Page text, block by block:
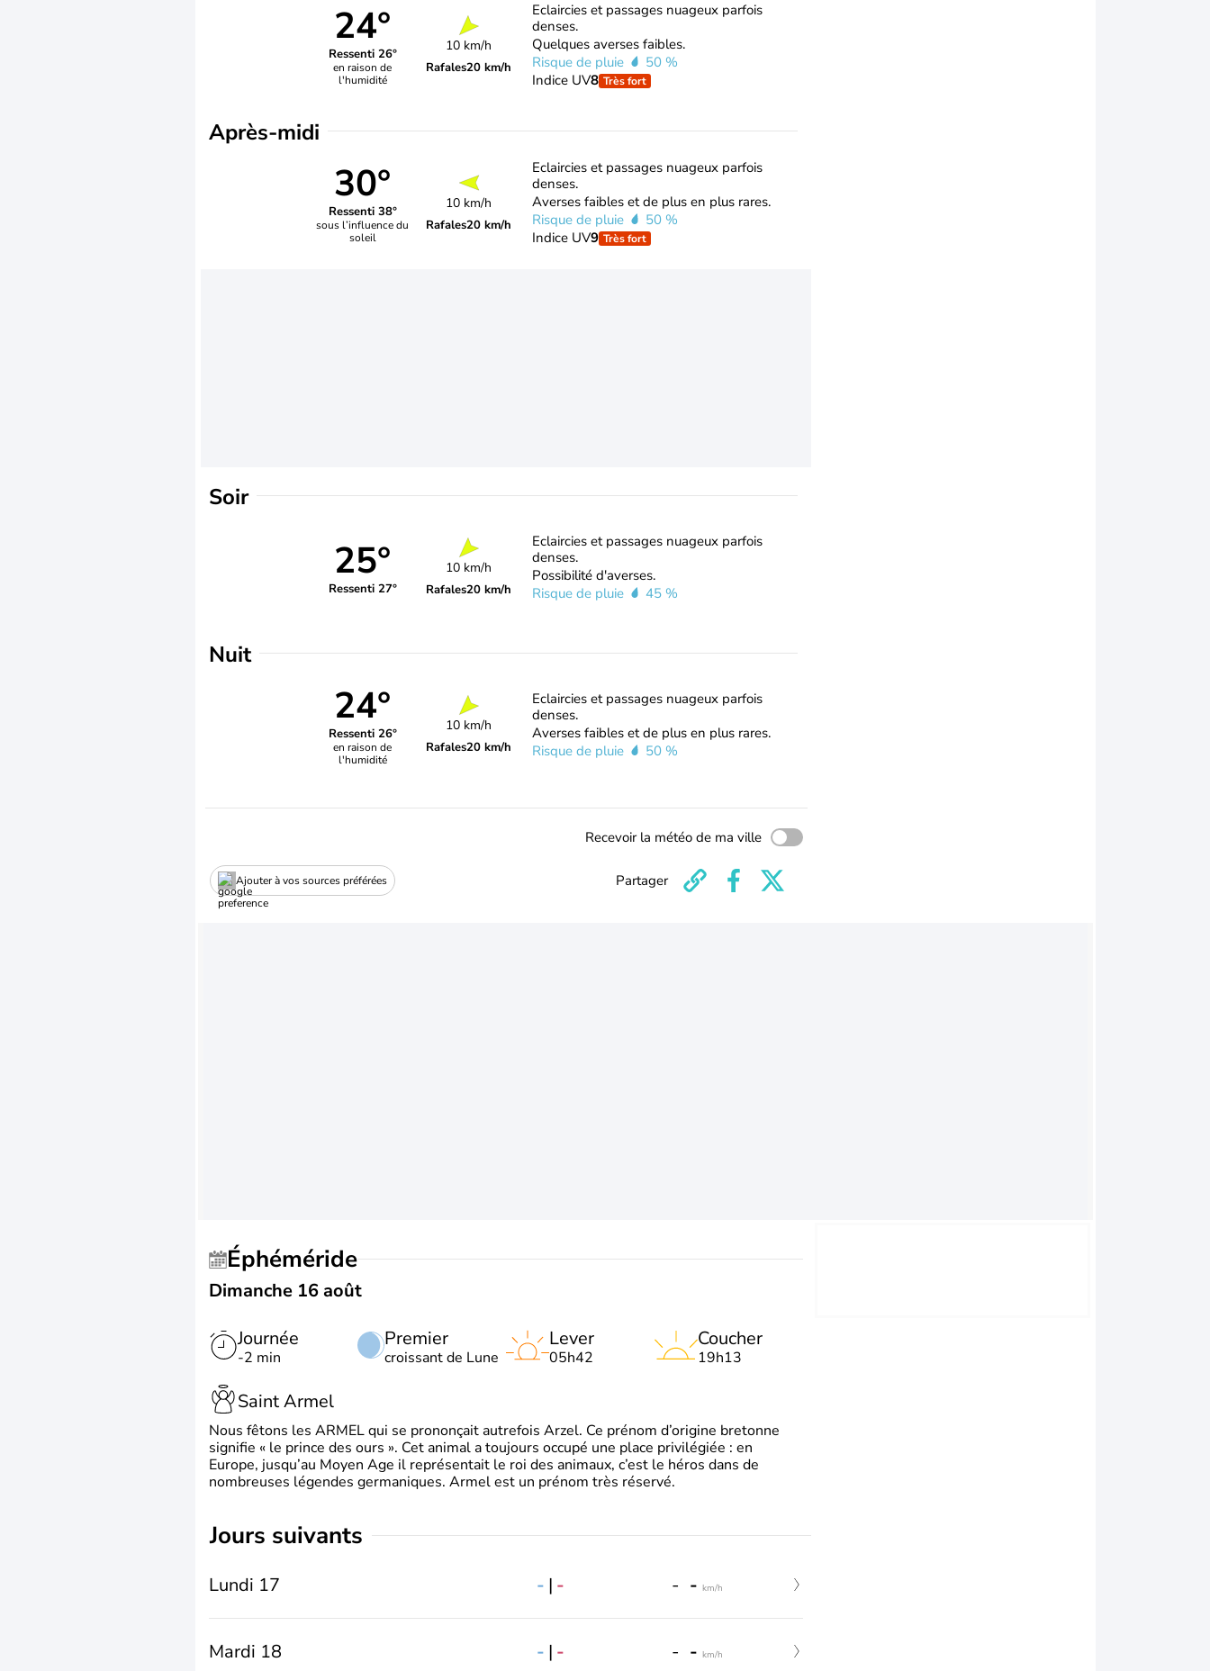
24°
Ressenti 26°
en raison de
l'humidité
10 km/h
Rafales20 km/h
Eclaircies et passages nuageux parfois
denses.
Quelques averses faibles.
Risque de pluie
50 %
Indice UV8 Très fort
Après-midi
30°
Ressenti 38°
sous l’influence du
soleil
10 km/h
Rafales20 km/h
Eclaircies et passages nuageux parfois
denses.
Averses faibles et de plus en plus rares.
Risque de pluie
50 %
Indice UV9 Très fort
Soir
25°
Ressenti 27°
10 km/h
Rafales20 km/h
Eclaircies et passages nuageux parfois
denses.
Possibilité d'averses.
Risque de pluie
45 %
Nuit
24°
Ressenti 26°
en raison de
l'humidité
10 km/h
Rafales20 km/h
Eclaircies et passages nuageux parfois
denses.
Averses faibles et de plus en plus rares.
Risque de pluie
50 %
Recevoir la météo de ma ville
Ajouter à vos sources préférées Partager
Éphéméride
Dimanche 16 août
Journée
-2 min
Premier
croissant de Lune
Lever
05h42
Coucher
19h13
Saint Armel
Nous fêtons les ARMEL qui se prononçait autrefois Arzel. Ce prénom d’origine bretonne
signifie « le prince des ours ». Cet animal a toujours occupé une place privilégiée : en
Europe, jusqu’au Moyen Age il représentait le roi des animaux, c’est le héros dans de
nombreuses légendes germaniques. Armel est un prénom très réservé.
jours suivants
Lundi 17 - | - - - km/h
Mardi 18 - | - - - km/h